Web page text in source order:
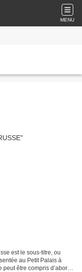
MENU
est le sous-titre, ou
au Petit Palais à
être compris d’abord